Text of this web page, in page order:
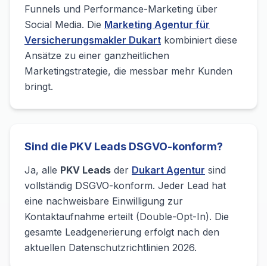
Funnels und Performance-Marketing über
Social Media. Die Marketing Agentur für
Versicherungsmakler Dukart kombiniert diese
Ansätze zu einer ganzheitlichen
Marketingstrategie, die messbar mehr Kunden
bringt.
Sind die PKV Leads DSGVO-konform?
Ja, alle PKV Leads der Dukart Agentur sind
vollständig DSGVO-konform. Jeder Lead hat
eine nachweisbare Einwilligung zur
Kontaktaufnahme erteilt (Double-Opt-In). Die
gesamte Leadgenerierung erfolgt nach den
aktuellen Datenschutzrichtlinien 2026.